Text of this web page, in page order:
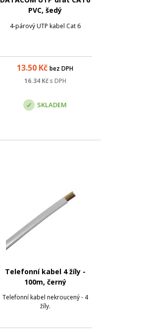
PVC, šedý
4-párový UTP kabel Cat 6
13.50 Kč bez DPH
16.34Kč s DPH
SKLADEM
Telefonní kabel 4 žíly -
100m, černý
Telefonní kabel nekroucený - 4
žíly.